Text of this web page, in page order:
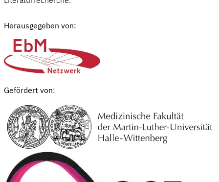
Herausgegeben von:
Gefördert von: